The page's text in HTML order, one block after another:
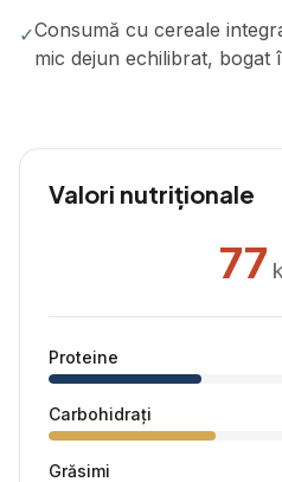
✓Consumă cu cereale
mic dejun echilibrat, bogat
Valori nutriționale
77
Proteine
Carbohidrați
Grăsimi